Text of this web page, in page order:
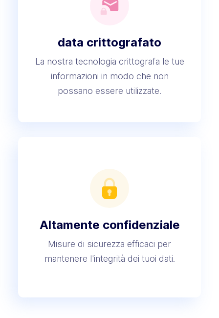
data crittografato
La nostra tecnologia crittografa le tue
informazioni in modo che non
possano essere utilizzate.
Altamente confidenziale
Misure di sicurezza efficaci per
mantenere l'integrità dei tuoi dati.